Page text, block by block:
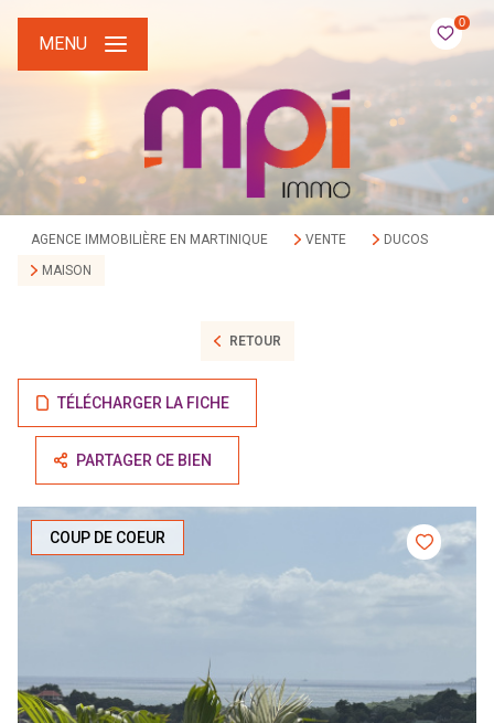
0
MENU
AGENCE IMMOBILIÈRE EN MARTINIQUE VENTE
DUCOS
MAISON
RETOUR
TÉLÉCHARGER LA FICHE
PARTAGER CE BIEN
COUP DE COEUR